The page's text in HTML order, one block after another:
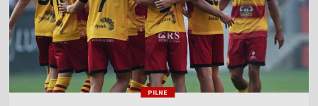
PILNE